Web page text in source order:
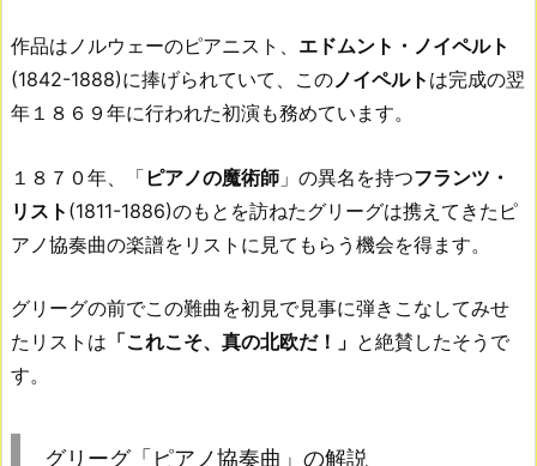
作品はノルウェーのピアニスト、 エドムント・ノイペルト
(1842-1888)に捧げられていて、このノイペルト は完成の翌
年１８６９年に行われた初演も務めています。
１８７０年、「 ピアノの魔術師 」の異名を持つフランツ・
リスト (1811-1886)のもとを訪ねたグリーグは携えてきたピ
アノ協奏曲の楽譜をリストに見てもらう機会を得ます。
グリーグの前でこの難曲を初見で見事に弾きこなしてみせ
たリストは 「これこそ、真の北欧だ！」 と絶賛したそうで
す。
グリーグ「ピアノ協奏曲」の解説